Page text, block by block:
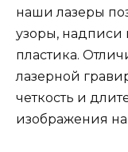
наши лазеры
узоры, надписи
пластика.
лазерной
четкость и
изображения